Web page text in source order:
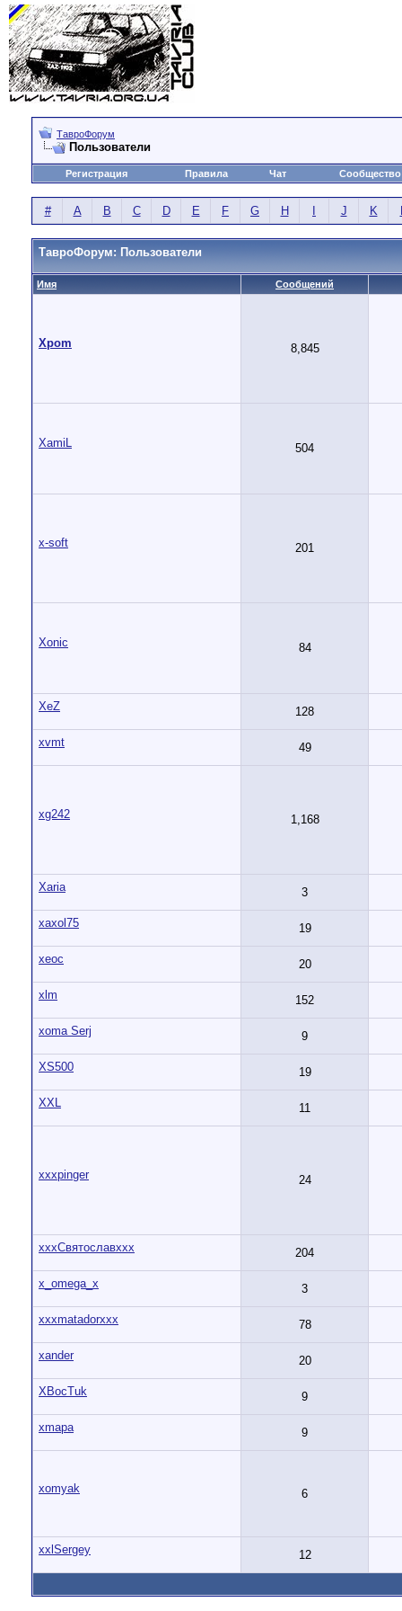
ТавроФорум
Пользователи
Регистрация Правила Чат Сообщество
# A B C D E F G H J K
ТавроФорум: Пользователи
Имя Сообщений
Xpom 8,845
XamiL 504
x-soft 201
Xonic 84
XeZ 128
xvmt 49
xg242 1,168
Xaria 3
xaxol75 19
xeoc 20
xlm 152
xoma Serj 9
XS500 19
XXL 11
xxxpinger 24
xxxСвятославxxx 204
x_omega_x 3
xxxmatadorxxx 78
xander 20
XBocTuk 9
xmapa 9
xomyak 6
xxlSergey 12